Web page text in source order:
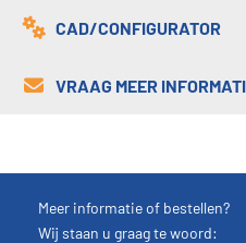
CAD/CONFIGURATOR
VRAAG MEER
Meer informatie of bestellen?
Wij staan u graag te woord: